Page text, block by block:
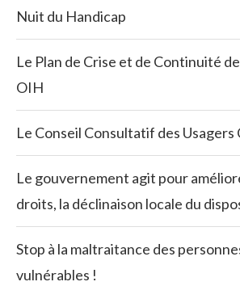
Nuit du Handicap
Le Plan de Crise et de Continuité
OIH
Le Conseil Consultatif des Usagers
Le gouvernement agit pour
droits, la déclinaison locale du
Stop à la maltraitance des
vulnérables !